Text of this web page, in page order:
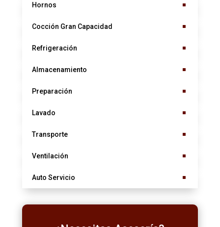
Hornos
Cocción Gran Capacidad
Refrigeración
Almacenamiento
Preparación
Lavado
Transporte
Ventilación
Auto Servicio